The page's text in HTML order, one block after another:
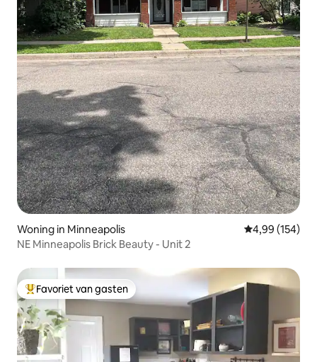
Woning in Minneapolis Gemiddelde
4,99 (154)
NE Minneapolis Brick Beauty - Unit 2
Topfavoriet van gasten
Favoriet van gasten